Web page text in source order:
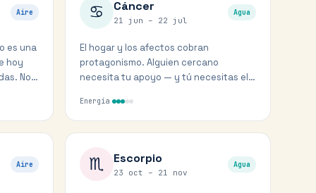
Aire
es una
hoy
No
♋ Cáncer
21 jun – 22 jul
Agua
El hogar y los afectos cobran
protagonismo. Alguien cercano
necesita tu apoyo — y tú necesitas el
Energía
Aire ♏ Escorpio
23 oct – 21 nov
Agua